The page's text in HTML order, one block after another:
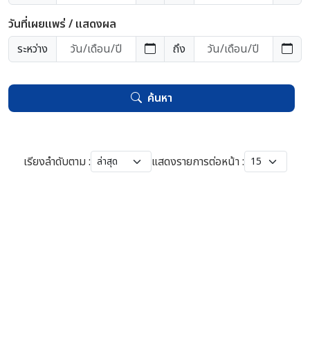
วันที่เผยแพร่ / แสดงผล
ระหว่าง
ถึง
ค้นหา
เรียงลำดับตาม : แสดงรายการต่อหน้า :